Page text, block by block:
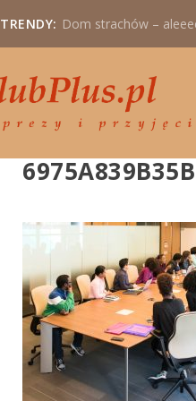
TRENDY: Dom strachów –